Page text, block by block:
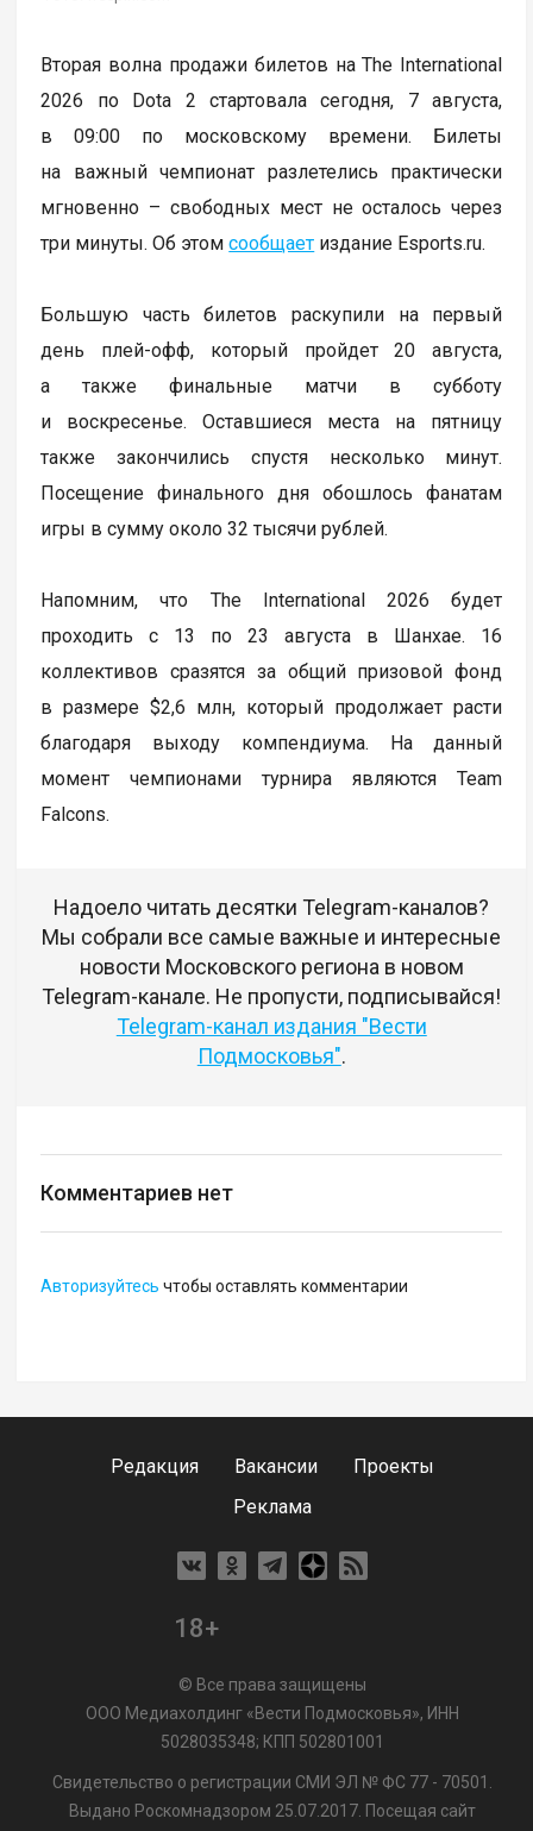
Вторая волна продажи билетов на The International
2026 по Dota 2 стартовала сегодня, 7 августа,
в 09:00 по московскому времени. Билеты
на важный чемпионат разлетелись практически
мгновенно – свободных мест не осталось через
три минуты. Об этомсообщает издание Esports.ru.
Большую часть билетов раскупили на первый
день плей-офф, который пройдет 20 августа,
а также финальные матчи в субботу
и воскресенье. Оставшиеся места на пятницу
также закончились спустя несколько минут.
Посещение финального дня обошлось фанатам
игры в сумму около 32 тысячи рублей.
Напомним, что The International 2026 будет
проходить с 13 по 23 августа в Шанхае. 16
коллективов сразятся за общий призовой фонд
в размере $2,6 млн, который продолжает расти
благодаря выходу компендиума. На данный
момент чемпионами турнира являются Team
Falcons.
Надоело читать десятки Telegram-каналов?
Мы собрали все самые важные и интересные
новости Московского региона в новом
Telegram-канале. Не пропусти, подписывайся!
Telegram-канал издания "Вести
Подмосковья".
Комментариев нет
Авторизуйтесь чтобы оставлять комментарии
Редакция Вакансии
Проекты
Реклама
18+
© Все права защищены
ООО Медиахолдинг «Вести Подмосковья», ИНН
5028035348; КПП 502801001
Свидетельство о регистрации СМИ ЭЛ № ФС 77 - 70501.
Выдано Роскомнадзором 25.07.2017. Посещая сайт